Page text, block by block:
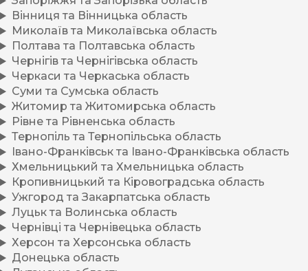
Вінниця та Вінницька область
Миколаїв та Миколаївська область
Полтава та Полтавська область
Чернігів та Чернігівська область
Черкаси та Черкаська область
Суми та Сумська область
Житомир та Житомирська область
Рівне та Рівненська область
Тернопіль та Тернопільська область
Івано-Франківськ та Івано-Франківська область
Хмельницький та Хмельницька область
Кропивницький та Кіровоградська область
Ужгород та Закарпатська область
Луцьк та Волинська область
Чернівці та Чернівецька область
Херсон та Херсонська область
Донецька область